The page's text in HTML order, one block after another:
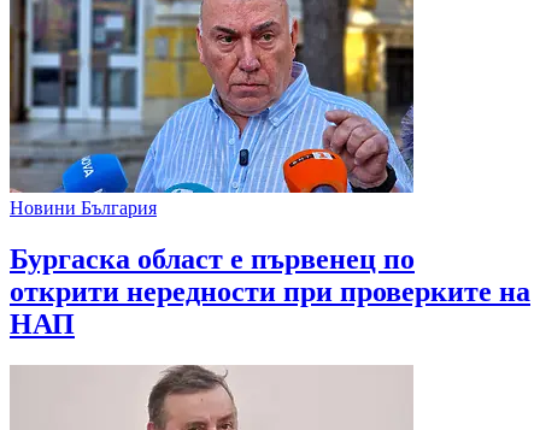
Новини България
Бургаска област е първенец по
открити нередности при проверките на
НАП